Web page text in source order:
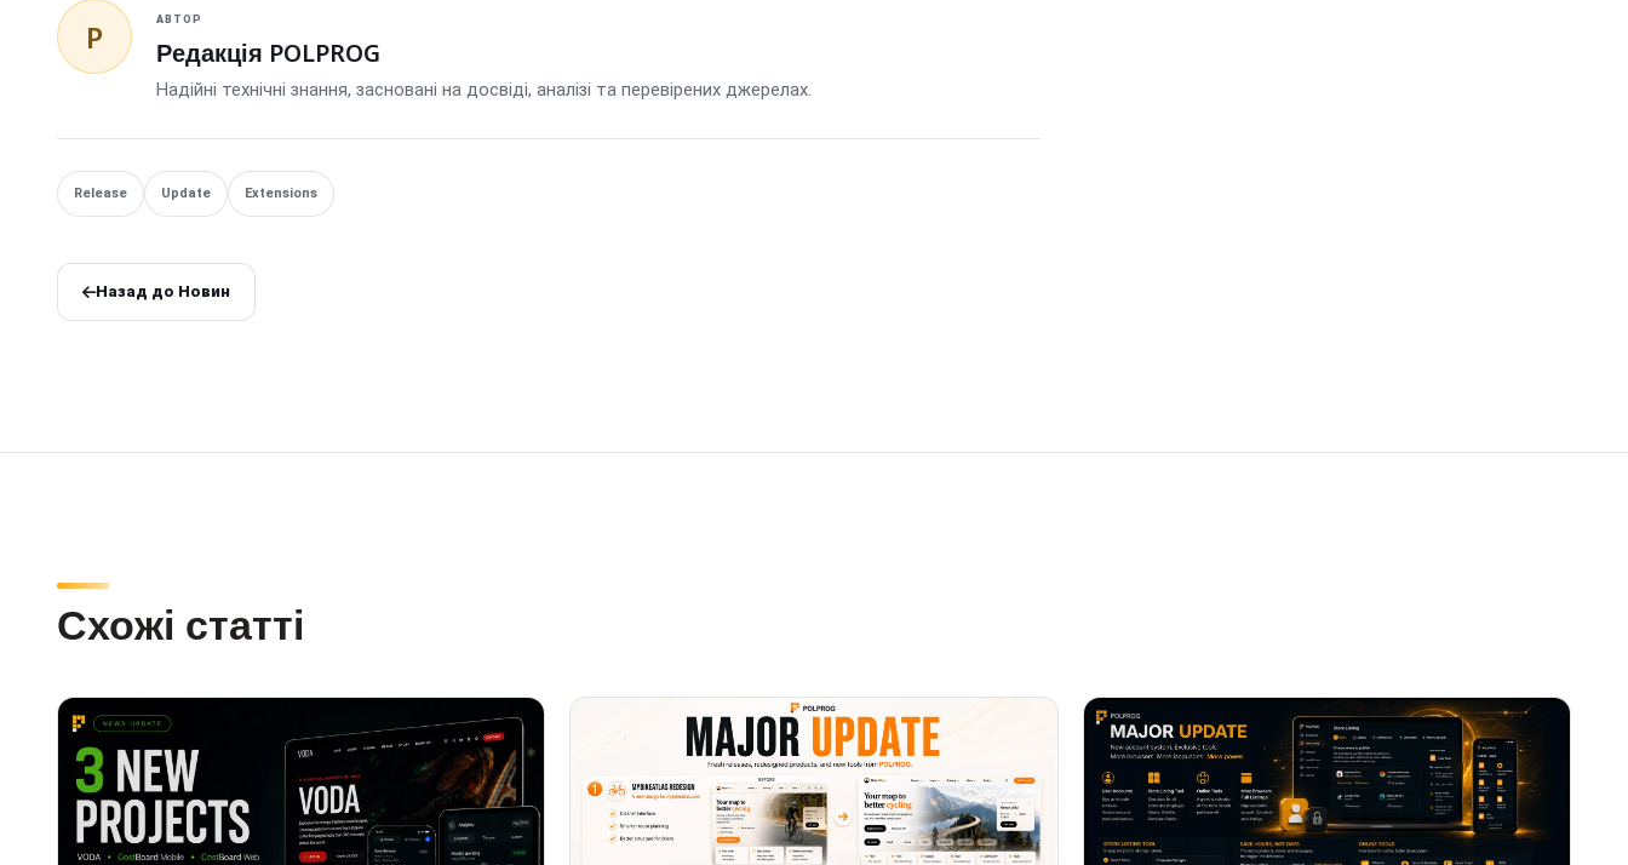
P АВТОР
Редакція POLPROG
Надійні технічні знання, засновані на досвіді, аналізі та перевірених джерелах.
Release Update Extensions
Назад до Новин
Схожі статті